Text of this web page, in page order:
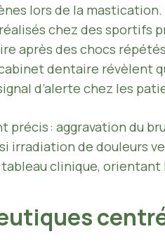
lors de la mastication.
chez des sportifs
après des chocs
dentaire révèlent
d’alerte chez les
précis : aggravation du
irradiation de douleurs
clinique, orientant